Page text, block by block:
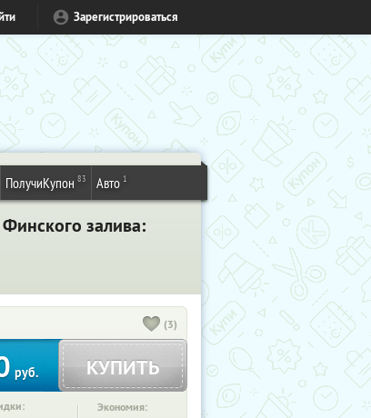
Зарегистрироваться
ПолучиКупон 83 Авто 1
залива:
(3)
руб. КУПИТЬ
Экономия: